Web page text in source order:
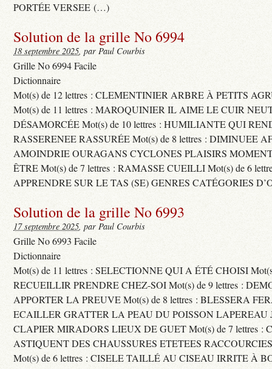
PORTÉE VERSEE (…)
Solution de la grille No 6994
18 septembre 2025, par Paul Courbis
Grille No 6994 Facile
Dictionnaire
Mot(s) de 12 lettres : CLEMENTINIER ARBRE À PETITS
Mot(s) de 11 lettres : MAROQUINIER IL AIME LE CUIR
DÉSAMORCÉE Mot(s) de 10 lettres : HUMILIANTE QUI
RASSERENEE RASSURÉE Mot(s) de 8 lettres : DIMINUEE
AMOINDRIE OURAGANS CYCLONES PLAISIRS
ÊTRE Mot(s) de 7 lettres : RAMASSE CUEILLI Mot(s) de 6
APPRENDRE SUR LE TAS (SE) GENRES CATÉGORIES
Solution de la grille No 6993
17 septembre 2025, par Paul Courbis
Grille No 6993 Facile
Dictionnaire
Mot(s) de 11 lettres : SELECTIONNE QUI A ÉTÉ CHOISI
RECUEILLIR PRENDRE CHEZ-SOI Mot(s) de 9 lettres :
APPORTER LA PREUVE Mot(s) de 8 lettres : BLESSERA
ECAILLER GRATTER LA PEAU DU POISSON LAPEREAU
CLAPIER MIRADORS LIEUX DE GUET Mot(s) de 7 lettres :
ASTIQUENT DES CHAUSSURES ETETEES
Mot(s) de 6 lettres : CISELE TAILLÉ AU CISEAU IRRITE À